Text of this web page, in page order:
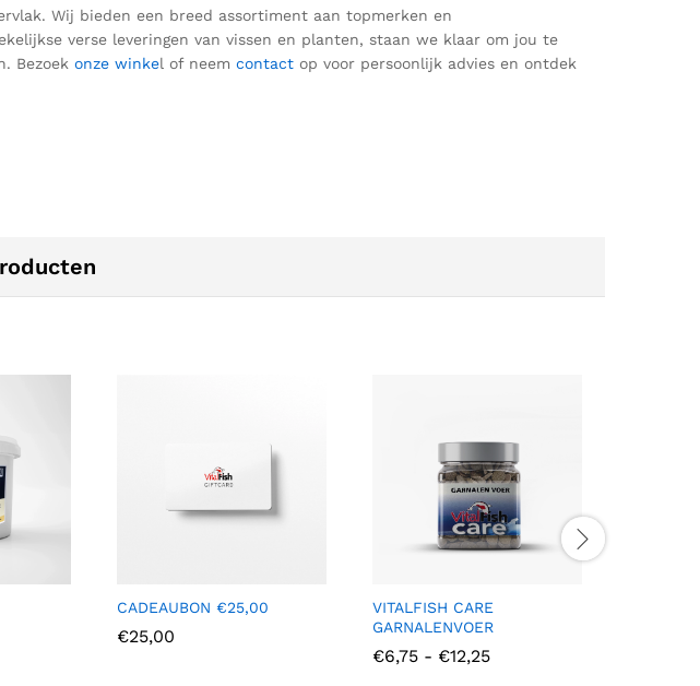
Wij bieden een breed assortiment aan topmerken en
verse leveringen van vissen en planten, staan we klaar om jou te
Bezoek onze winkel of neem contact op voor persoonlijk advies en ontdek
CADEAUBON €25,00
€25,00
VITALFISH CARE
GARNALENVOER
€6,75 - €12,25Prijsklasse: